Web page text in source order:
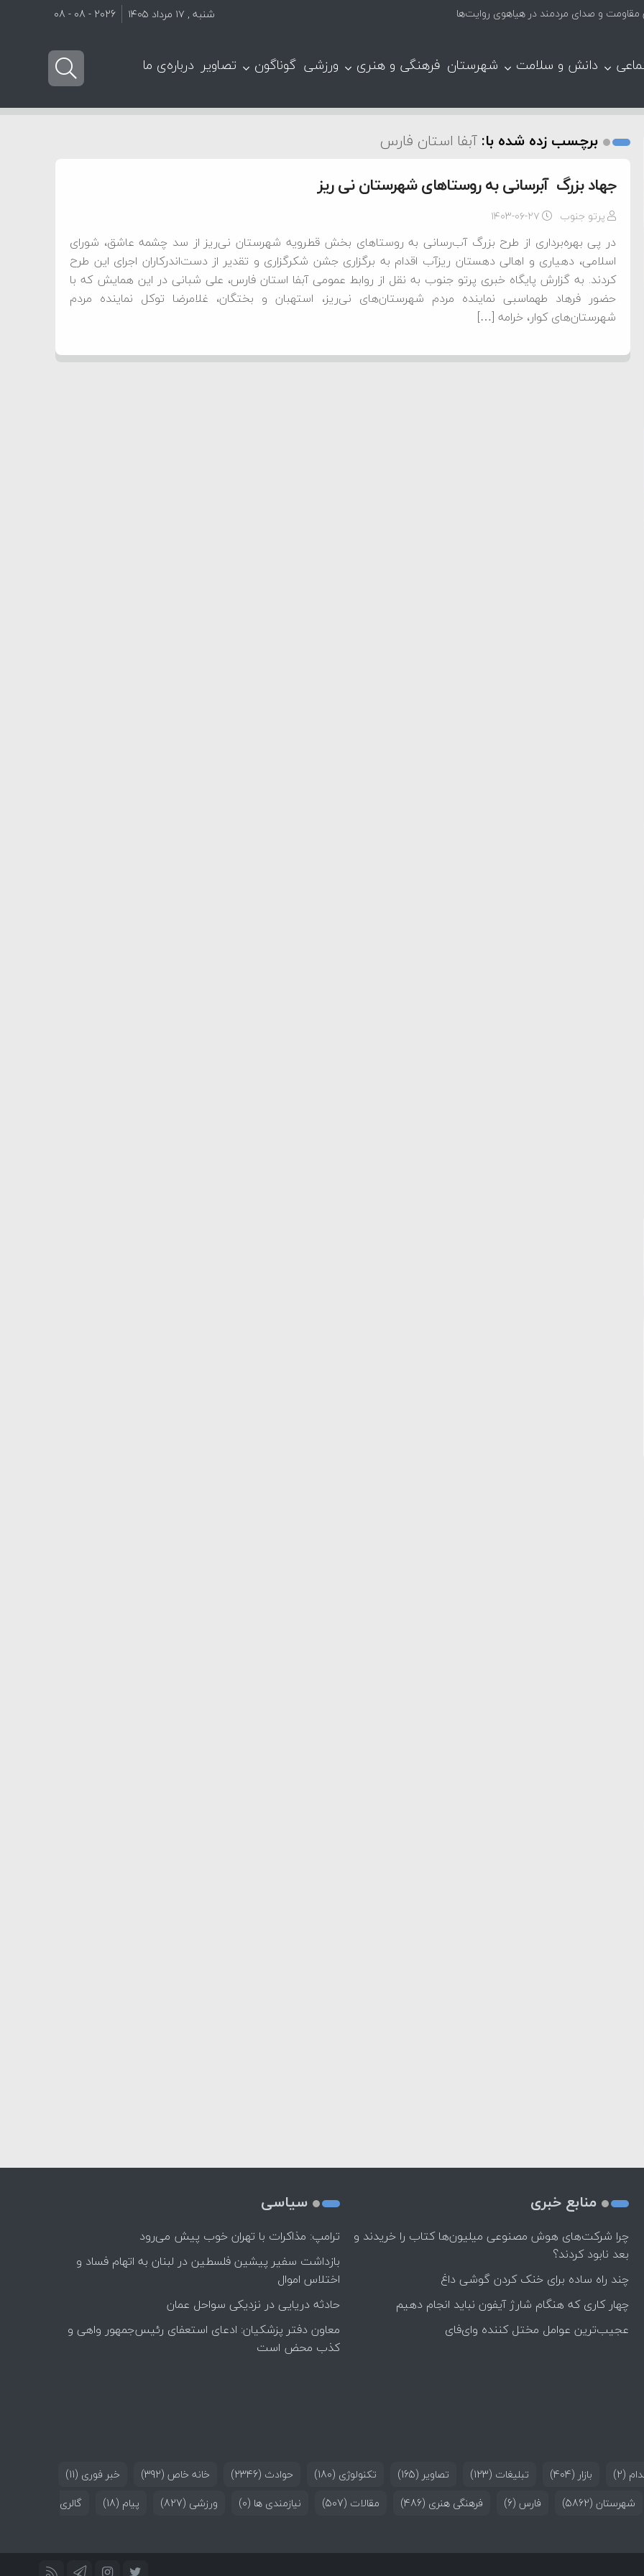
مقاومت و صدای مردمند در هیاهوی روایت‌ها شنبه , ۱۷ مرداد ۱۴۰۵ 2026 - 08 - 08
دانش و سلامت شهرستان فرهنگی و هنری ورزشی گوناگون تصاویر درباره‌ی ما
برچسب زده شده با: آبفا استان فارس
جهاد بزرگ آبرسانی به روستاهای شهرستان نی ریز
پرتو جنوب ۱۴۰۳-۰۶-۲۷
در پی بهره‌برداری از طرح بزرگ آب‌رسانی به روستاهای بخش قطرویه شهرستان نی‌ریز از سد چشمه عاشق، شورای
اسلامی، دهیاری و اهالی دهستان ریزآب اقدام به برگزاری جشن شکرگزاری و تقدیر از دست‌اندرکاران اجرای این طرح
کردند. به گزارش پایگاه خبری پرتو جنوب به نقل از روابط عمومی آبفا استان فارس، علی شبانی در این همایش که با
حضور فرهاد طهماسبی نماینده مردم شهرستان‌های نی‌ریز، استهبان و بختگان، غلامرضا توکل نماینده مردم
شهرستان‌های کوار، خرامه […]
فساد و اختلاس اموال
واهی و کذب محض
نشده است
علیه ایران است
با آمریکا
دیوانگی آمریکا داریم
و متوقف شدند
حماس شد
به آمریکا در حملات به
سختی خواهند گرفت
منابع خبری
چرا شرکت‌های هوش مصنوعی میلیون‌ها کتاب را خریدند و
بعد نابود کردند؟
چند راه‌ ساده برای خنک کردن گوشی داغ
چهار کاری که هنگام شارژ آیفون نباید انجام دهیم
عجیب‌ترین عوامل مختل کننده وای‌فای
سیاسی
ترامپ: مذاکرات با تهران خوب پیش می‌رود
بازداشت سفیر پیشین فلسطین در لبنان به اتهام فساد و
اختلاس اموال
حادثه دریایی در نزدیکی سواحل عمان
معاون دفتر پزشکیان: ادعای استعفای رئیس‌جمهور واهی و
کذب محض است
(2) بازار (404) تبلیغات (123) تصاویر (165) تکنولوژی (180) حوادث (2346) خانه خاص (392) خبر فوری (11)
شهرستان (5862) فارس (6) فرهنگی هنری (486) مقالات (507) نیازمندی ها (0) ورزشی (827) پیام (18)
گالری